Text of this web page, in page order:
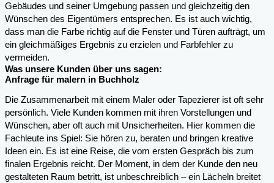
Gebäudes und seiner Umgebung passen und gleichzeitig den
Wünschen des Eigentümers entsprechen. Es ist auch wichtig,
dass man die Farbe richtig auf die Fenster und Türen aufträgt, um
ein gleichmäßiges Ergebnis zu erzielen und Farbfehler zu
vermeiden.
Was unsere Kunden über uns sagen:
Anfrage für malern in Buchholz
Die Zusammenarbeit mit einem Maler oder Tapezierer ist oft sehr
persönlich. Viele Kunden kommen mit ihren Vorstellungen und
Wünschen, aber oft auch mit Unsicherheiten. Hier kommen die
Fachleute ins Spiel: Sie hören zu, beraten und bringen kreative
Ideen ein. Es ist eine Reise, die vom ersten Gespräch bis zum
finalen Ergebnis reicht. Der Moment, in dem der Kunde den neu
gestalteten Raum betritt, ist unbeschreiblich – ein Lächeln breitet